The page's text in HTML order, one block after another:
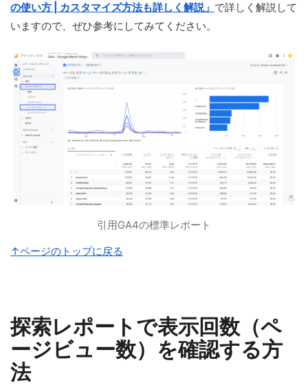
の使い方 | カスタマイズ方法も詳しく解説」 で詳しく解説して
いますので、ぜひ参考にしてみてください。
引用GA4の標準レポート
↑ページのトップに戻る
探索レポートで表示回数（ペ
ージビュー数）を確認する方
法